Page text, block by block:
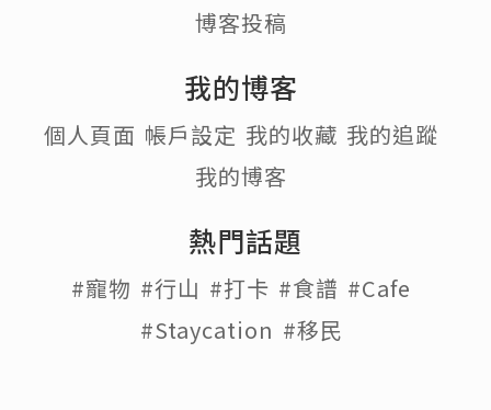
博客投稿
我的博客
個人頁面 帳戶設定 我的收藏 我的追蹤
我的博客
熱門話題
#寵物 #行山 #打卡 #食譜 #Cafe
#Staycation #移民